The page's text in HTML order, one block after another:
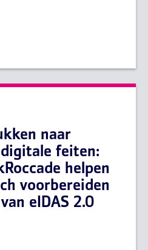
naar
feiten:
helpen
voorbereiden
eIDAS 2.0